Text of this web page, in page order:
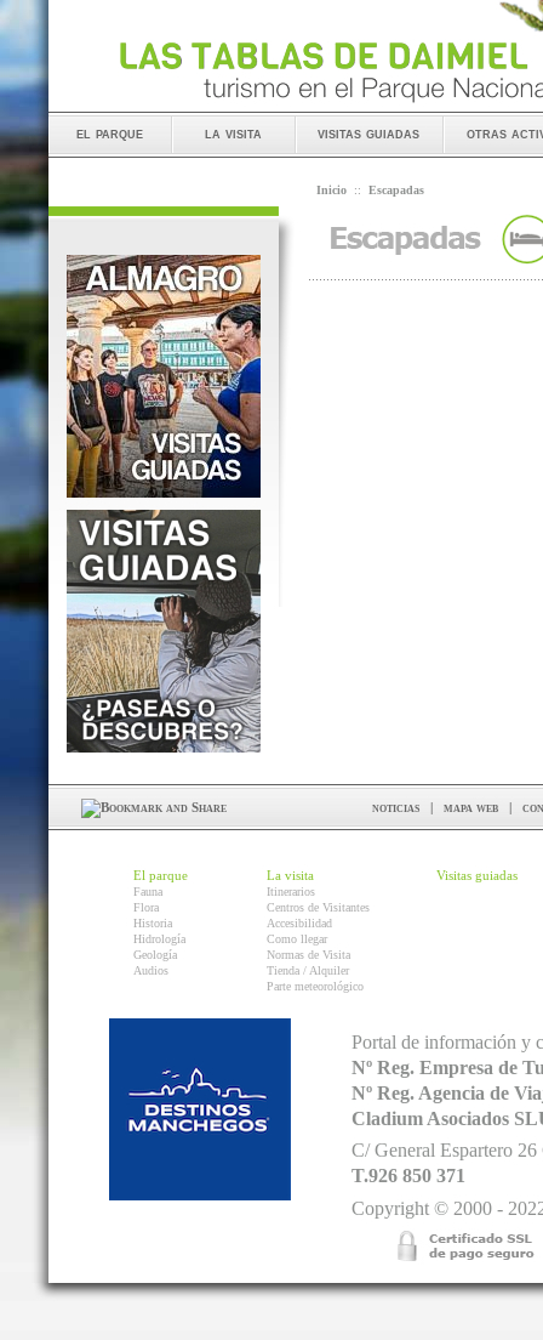
el parque la visita visitas guiadas otras
Inicio :: Escapadas
noticias | mapa web |
El parque
Fauna
Flora
Historia
Hidrología
Geología
Audios
La visita
Itinerarios
Centros de Visitantes
Accesibilidad
Como llegar
Normas de Visita
Tienda / Alquiler
Parte meteorológico
Visitas guiadas
Portal de información y
Nº Reg. Empresa de
Nº Reg. Agencia de
Cladium Asociados
C/ General Espartero
T.926 850 371
Copyright © 2000 -